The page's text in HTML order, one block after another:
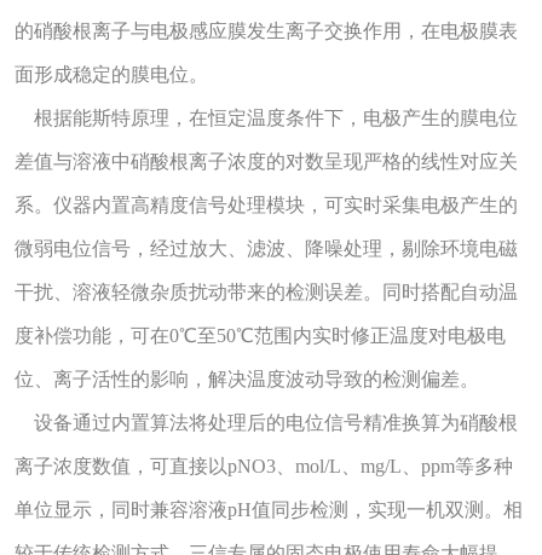
的硝酸根离子与电极感应膜发生离子交换作用，在电极膜表
面形成稳定的膜电位。
根据能斯特原理，在恒定温度条件下，电极产生的膜电位
差值与溶液中硝酸根离子浓度的对数呈现严格的线性对应关
系。仪器内置高精度信号处理模块，可实时采集电极产生的
微弱电位信号，经过放大、滤波、降噪处理，剔除环境电磁
干扰、溶液轻微杂质扰动带来的检测误差。同时搭配自动温
度补偿功能，可在0℃至50℃范围内实时修正温度对电极电
位、离子活性的影响，解决温度波动导致的检测偏差。
设备通过内置算法将处理后的电位信号精准换算为硝酸根
离子浓度数值，可直接以pNO3、mol/L、mg/L、ppm等多种
单位显示，同时兼容溶液pH值同步检测，实现一机双测。相